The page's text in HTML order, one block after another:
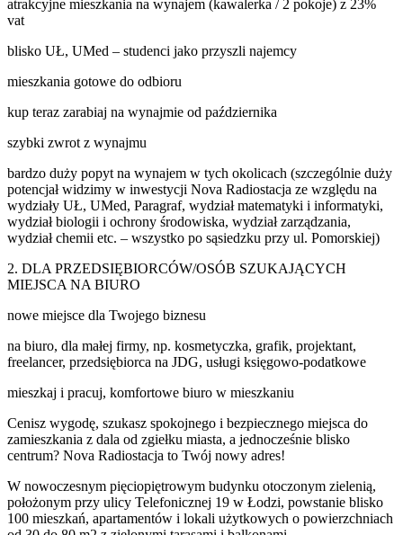
atrakcyjne mieszkania na wynajem (kawalerka / 2 pokoje) z 23%
vat
blisko UŁ, UMed – studenci jako przyszli najemcy
mieszkania gotowe do odbioru
kup teraz zarabiaj na wynajmie od października
szybki zwrot z wynajmu
bardzo duży popyt na wynajem w tych okolicach (szczególnie duży
potencjał widzimy w inwestycji Nova Radiostacja ze względu na
wydziały UŁ, UMed, Paragraf, wydział matematyki i informatyki,
wydział biologii i ochrony środowiska, wydział zarządzania,
wydział chemii etc. – wszystko po sąsiedzku przy ul. Pomorskiej)
2. DLA PRZEDSIĘBIORCÓW/OSÓB SZUKAJĄCYCH
MIEJSCA NA BIURO
nowe miejsce dla Twojego biznesu
na biuro, dla małej firmy, np. kosmetyczka, grafik, projektant,
freelancer, przedsiębiorca na JDG, usługi księgowo-podatkowe
mieszkaj i pracuj, komfortowe biuro w mieszkaniu
Cenisz wygodę, szukasz spokojnego i bezpiecznego miejsca do
zamieszkania z dala od zgiełku miasta, a jednocześnie blisko
centrum? Nova Radiostacja to Twój nowy adres!
W nowoczesnym pięciopiętrowym budynku otoczonym zielenią,
położonym przy ulicy Telefonicznej 19 w Łodzi, powstanie blisko
100 mieszkań, apartamentów i lokali użytkowych o powierzchniach